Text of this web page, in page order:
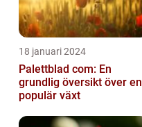
18 januari 2024
Palettblad com: En
grundlig översikt över en
populär växt